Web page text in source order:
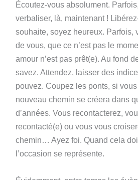
Écoutez-vous absolument.
verbaliser, là, maintenant !
souhaite, soyez heureux. Parfois,
de vous, que ce n’est pas le
amour n’est pas prêt(e). Au fond
savez. Attendez, laisser des
pouvez. Coupez les ponts, si
nouveau chemin se créera dans
d’années. Vous recontacterez,
recontacté(e) ou vous vous
chemin… Ayez foi. Quand cela
l’occasion se représente.